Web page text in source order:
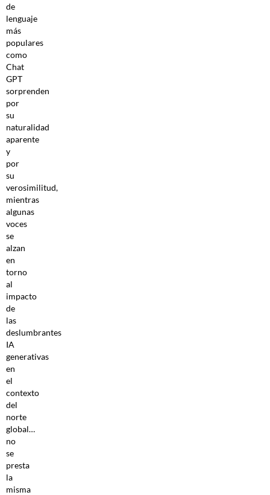
de
lenguaje
más
populares
como
Chat
GPT
sorprenden
por
su
naturalidad
aparente
y
por
su
verosimilitud,
mientras
algunas
voces
se
alzan
en
torno
al
impacto
de
las
deslumbrantes
IA
generativas
en
el
contexto
del
norte
global…
no
se
presta
la
misma